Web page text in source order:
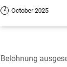
October 2025
Belohnung